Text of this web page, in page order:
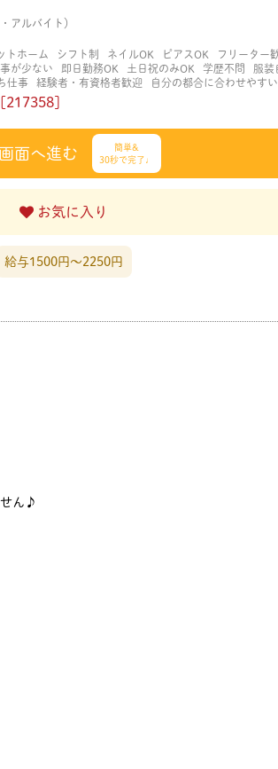
アルバイト）
トホーム シフト制 ネイルOK ピアスOK フリーター
が少ない 即日勤務OK 土日祝のみOK 学歴不問 服装
仕事 経験者・有資格者歓迎 自分の都合に合わせやすい
髪色自由
面へ進む
簡単&
30秒で完了♩
お気に入り
給与1500円〜2250円
せん♪